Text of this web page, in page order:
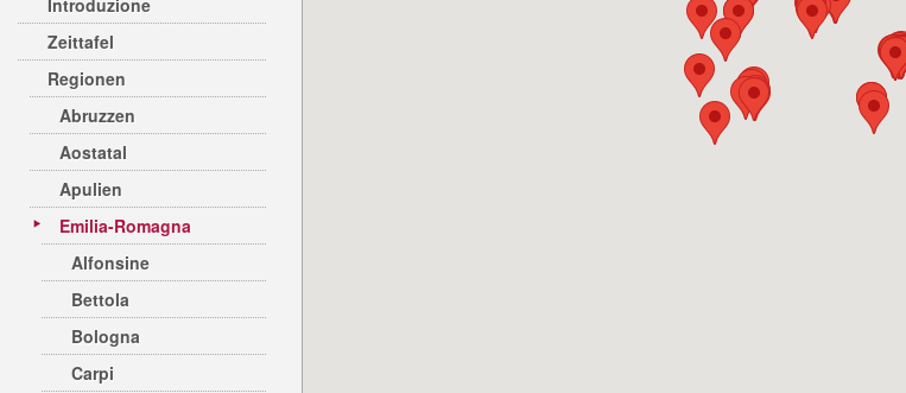
Introduzione
Zeittafel
Regionen
Abruzzen
Aostatal
Apulien
Emilia-Romagna
Alfonsine
Bettola
Bologna
Carpi